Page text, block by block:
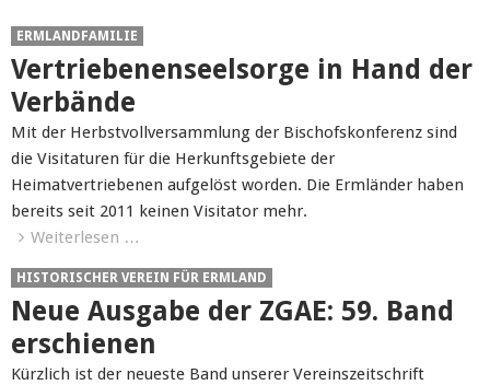
ERMLANDFAMILIE
Vertriebenenseelsorge in Hand der
Verbände
Mit der Herbstvollversammlung der Bischofskonferenz sind
die Visitaturen für die Herkunftsgebiete der
Heimatvertriebenen aufgelöst worden. Die Ermländer haben
bereits seit 2011 keinen Visitator mehr.
Weiterlesen …
HISTORISCHER VEREIN FÜR ERMLAND
Neue Ausgabe der ZGAE: 59. Band
erschienen
Kürzlich ist der neueste Band unserer Vereinszeitschrift